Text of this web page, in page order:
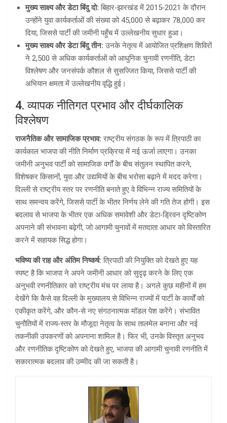
मुख्य साक्ष्य और डेटा बिंदु दो: बिहार‑झारखंड में 2015‑2021 के दौरान
उन्होंने युवा कार्यकर्ताओं की संख्या को 45,000 से बढ़ाकर 78,000 कर
दिया, जिससे पार्टी की जमीनी पहुँच में उल्लेखनीय सुधार हुआ।
मुख्य साक्ष्य और डेटा बिंदु तीन: उनके नेतृत्व में आयोजित प्रशिक्षण शिविरों
ने 2,500 से अधिक कार्यकर्ताओं को आधुनिक चुनावी रणनीति, डेटा
विश्लेषण और जनसंपर्क कौशल से सुसज्जित किया, जिससे पार्टी की
अभियान क्षमता में उल्लेखनीय वृद्धि हुई।
4. व्यापक नीतिगत प्रभाव और दीर्घकालिक
विश्लेषण
राजनैतिक और सामाजिक प्रभाव: राष्ट्रीय संगठक के रूप में त्रिपाठी का
कार्यकाल भाजपा की नीति निर्माण प्रक्रिया में नई ऊर्जा लाएगा। उनका
जमीनी अनुभव पार्टी को सामाजिक वर्गों के बीच संतुलन स्थापित करने,
विशेषकर किसानों, युवा और उद्यमियों के बीच भरोसा बढ़ाने में मदद करेगा।
दिल्ली से राष्ट्रीय स्तर पर रणनीति बनाते हुए वे विभिन्न राज्य समितियों के
साथ समन्वय करेंगे, जिससे पार्टी के भीतर निर्णय लेने की गति तेज होगी। इस
बदलाव से भाजपा के भीतर एक अधिक समावेशी और डेटा‑ड्रिवन दृष्टिकोण
अपनाने की संभावना बढ़ेगी, जो आगामी चुनावों में मतदाता आधार को विस्तारित
करने में सहायक सिद्ध होगा।
भविष्य की राह और अंतिम निष्कर्ष: त्रिपाठी की नियुक्ति को देखते हुए यह
स्पष्ट है कि भाजपा ने अपने जमीनी आधार को सुदृढ़ करने के लिए एक
अनुभवी रणनीतिकार को राष्ट्रीय मंच पर लाया है। अगले कुछ महीनों में हम
देखेंगे कि कैसे वह दिल्ली के मुख्यालय से विभिन्न राज्यों में पार्टी के कार्यों को
एकीकृत करेंगे, और कौन‑से नए संगठनात्मक मॉडल पेश करेंगे। संभावित
चुनौतियों में राज्य‑स्तर के मौजूदा नेतृत्व के साथ तालमेल बनाना और नई
तकनीकी उपकरणों को अपनाना शामिल है। फिर भी, उनके विस्तृत अनुभव
और रणनीतिक दृष्टिकोण को देखते हुए, भाजपा की आगामी चुनावी रणनीति में
सकारात्मक बदलाव की उम्मीद की जा सकती है।